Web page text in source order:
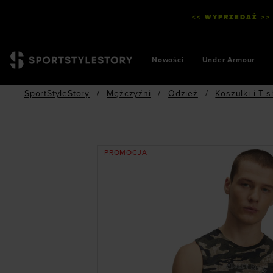
<< WYPRZEDAŻ
Nowości Under Armour
SportStyleStory / Mężczyźni / Odzież / Koszulki i T-
PROMOCJA